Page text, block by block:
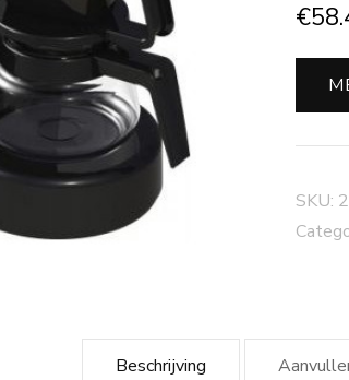
€
SKU:
Beschrijving